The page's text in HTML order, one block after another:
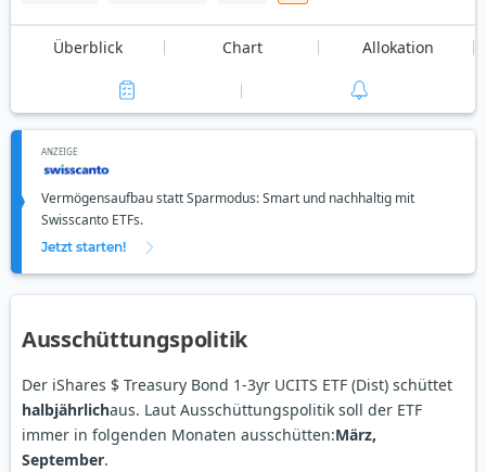
Überblick Chart Allokation
ANZEIGE
Vermögensaufbau statt Sparmodus: Smart und nachhaltig mit
Swisscanto ETFs.
Jetzt starten!
Ausschüttungspolitik
Der iShares $ Treasury Bond 1-3yr UCITS ETF (Dist) schüttet
halbjährlichaus. Laut Ausschüttungspolitik soll der ETF
immer in folgenden Monaten ausschütten:März,
September.